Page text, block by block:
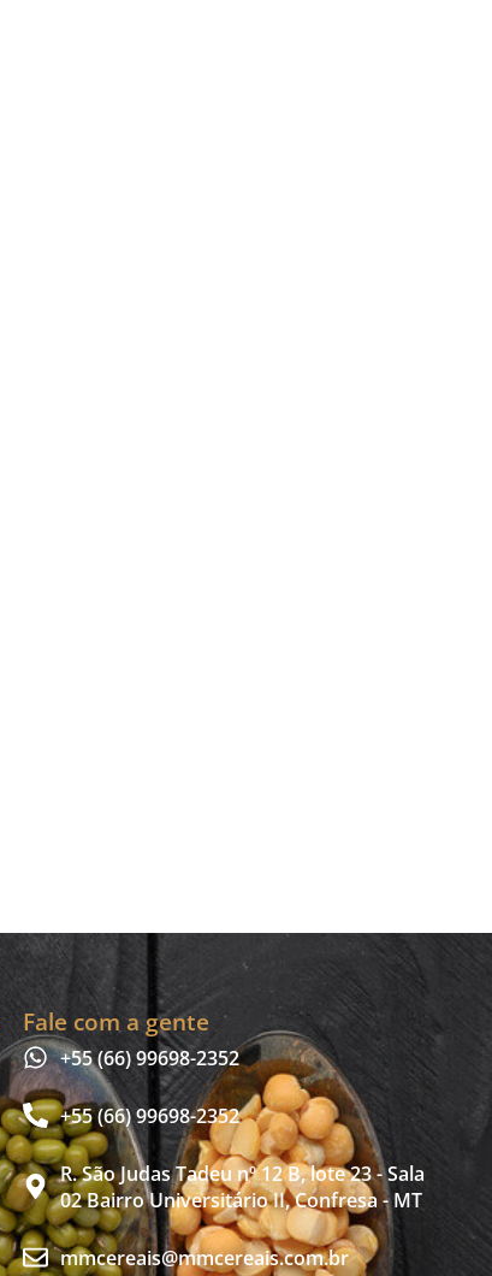
Fale com a gente
+55 (66) 99698-2352
+55 (66) 99698-2352
R. São Judas Tadeu nº 12 B, lote 23 - Sala
02 Bairro Universitário II, Confresa - MT
mmcereais@mmcereais.com.br